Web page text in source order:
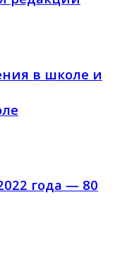
в школе и
года — 80